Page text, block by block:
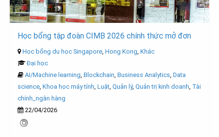
Học bổng tập đoàn CIMB 2026 chính thức mở đơn
Học bổng du học Singapore Hong Kong Khác
Đại học
AI/Machine learning Blockchain Business Analytics Data
science Khoa học máy tính Luật Quản lý, Quản trị kinh doanh Tài
chính_ngân hàng
22/04/2026